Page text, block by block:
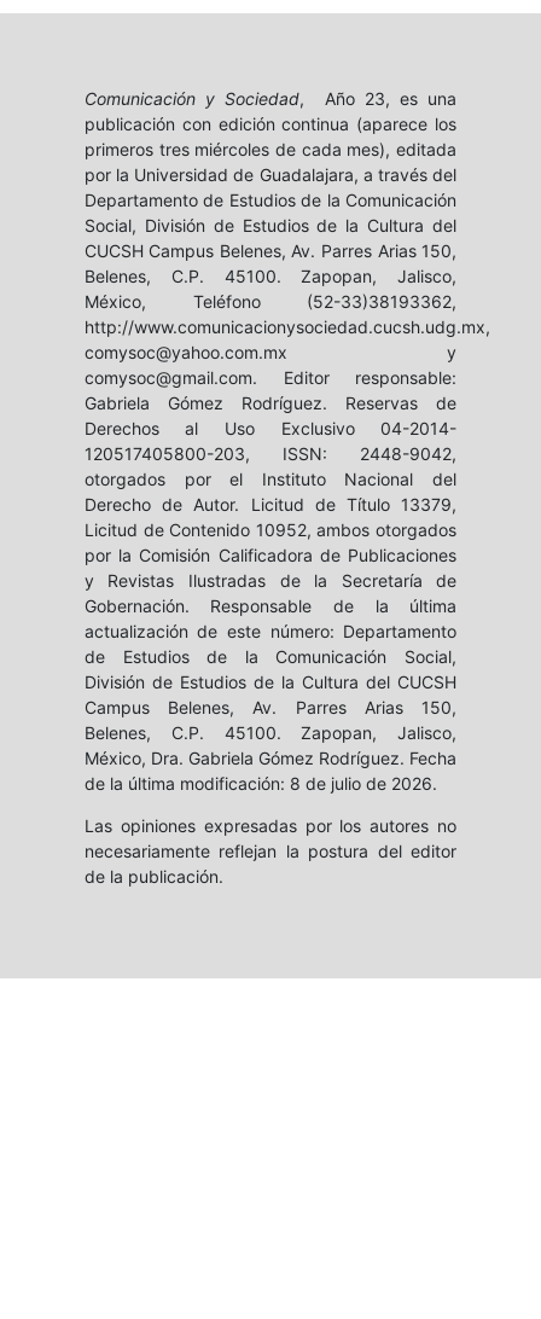
Comunicación y Sociedad, Año 23, es una
publicación con edición continua (aparece los
primeros tres miércoles de cada mes), editada
por la Universidad de Guadalajara, a través del
Departamento de Estudios de la Comunicación
Social, División de Estudios de la Cultura del
CUCSH Campus Belenes, Av. Parres Arias 150,
Belenes, C.P. 45100. Zapopan, Jalisco,
México, Teléfono (52-33)38193362,
http://www.comunicacionysociedad.cucsh.udg.mx,
comysoc@yahoo.com.mx y
comysoc@gmail.com. Editor responsable:
Gabriela Gómez Rodríguez. Reservas de
Derechos al Uso Exclusivo 04-2014-
120517405800-203, ISSN: 2448-9042,
otorgados por el Instituto Nacional del
Derecho de Autor. Licitud de Título 13379,
Licitud de Contenido 10952, ambos otorgados
por la Comisión Calificadora de Publicaciones
y Revistas Ilustradas de la Secretaría de
Gobernación. Responsable de la última
actualización de este número: Departamento
de Estudios de la Comunicación Social,
División de Estudios de la Cultura del CUCSH
Campus Belenes, Av. Parres Arias 150,
Belenes, C.P. 45100. Zapopan, Jalisco,
México, Dra. Gabriela Gómez Rodríguez. Fecha
de la última modificación: 8 de julio de 2026.
Las opiniones expresadas por los autores no
necesariamente reflejan la postura del editor
de la publicación.